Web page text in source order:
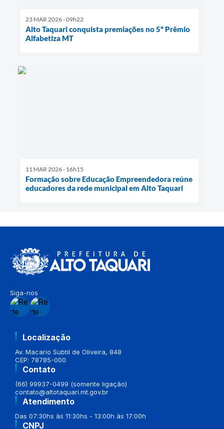
23 MAR 2026 - 09h22
Alto Taquari conquista premiações no 5º Prêmio
Alfabetiza MT
11 MAR 2026 - 16h15
Formação sobre Educação Empreendedora reúne
educadores da rede municipal em Alto Taquari
Siga-nos
Localização
Av. Macario Subtil de Oliveira, 848
CEP: 78785-000
Contato
(66) 99937-0499 (somente ligação)
contato@altotaquari.mt.gov.br
Atendimento
Das 07:30hs às 11:30hs - 13:00h às 17:00h
CNPJ